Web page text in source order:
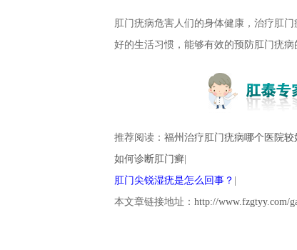
肛门疣病危害人们的身体健康，治疗肛
好的生活习惯，能够有效的预防肛门疣病
推荐阅读： 福州治疗肛门疣病哪个医院较
如何诊断肛门癣
肛门尖锐湿疣是怎么回事？
本文章链接地址： http://www.fzgtyy.com/